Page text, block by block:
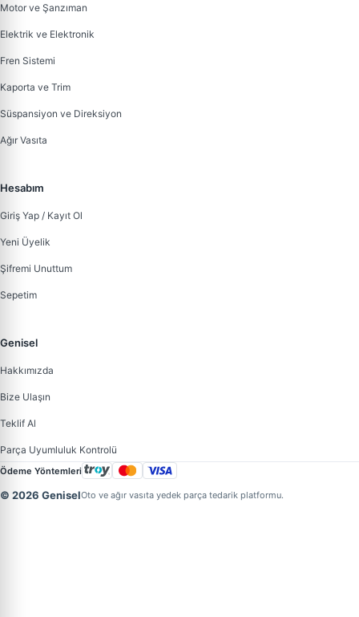
Motor ve Şanzıman
Elektrik ve Elektronik
Fren Sistemi
Kaporta ve Trim
Süspansiyon ve Direksiyon
Ağır Vasıta
Hesabım
Giriş Yap / Kayıt Ol
Yeni Üyelik
Şifremi Unuttum
Sepetim
Genisel
Hakkımızda
Bize Ulaşın
Teklif Al
Parça Uyumluluk Kontrolü
Ödeme Yöntemleri
© 2026 GeniselOto ve ağır vasıta yedek parça tedarik platformu.